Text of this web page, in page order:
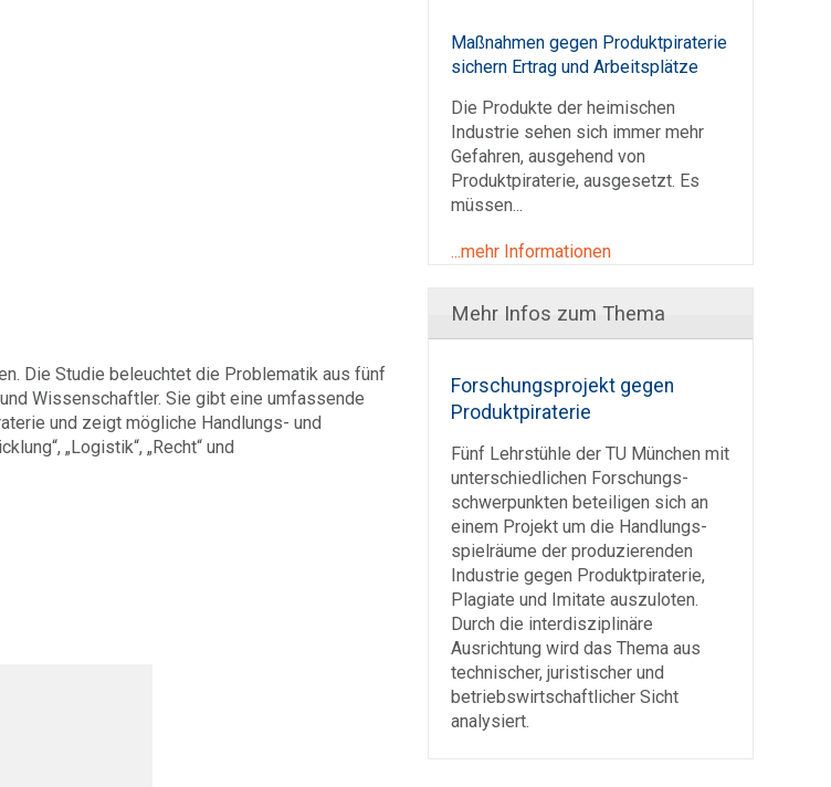
Die Studie beleuchtet die Problematik aus fünf
Wissenschaftler. Sie gibt eine umfassende
und zeigt mögliche Handlungs- und
„Logistik“, „Recht“ und
Maßnahmen gegen Produktpiraterie
sichern Ertrag und Arbeitsplätze
Die Produkte der heimischen
Industrie sehen sich immer mehr
Gefahren, ausgehend von
Produktpiraterie, ausgesetzt. Es
müssen...
...mehr Informationen
Mehr Infos zum Thema
Forschungsprojekt gegen
Produktpiraterie
Fünf Lehrstühle der TU München mit
unter­schied­lichen Forschungs­
schwer­punkten beteiligen sich an
einem Projekt um die Handlungs­
spielräume der produzierenden
Industrie gegen Produkt­piraterie,
Plagiate und Imitate auszuloten.
Durch die inter­diszi­plinäre
Ausrichtung wird das Thema aus
technischer, juristischer und
betriebs­wirtschaftlicher Sicht
analysiert.